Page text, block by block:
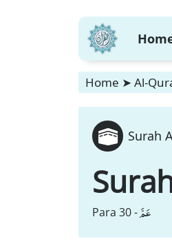
Home ➤ Al-
Surah
Para 30 -عَمَّ